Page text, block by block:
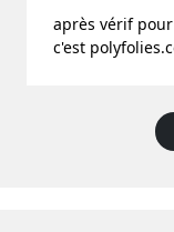
après vérif
c'est